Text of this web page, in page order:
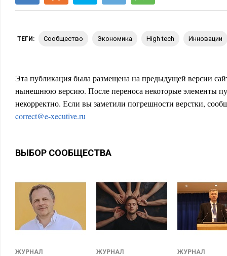
ТЕГИ: сообщество экономика high tech инновации
Эта публикация была размещена на предыдущей версии
нынешнюю версию. После переноса некоторые элементы
некорректно. Если вы заметили погрешности верстки,
correct@e-xecutive.ru
ВЫБОР СООБЩЕСТВА
ЖУРНАЛ ЖУРНАЛ ЖУРНАЛ